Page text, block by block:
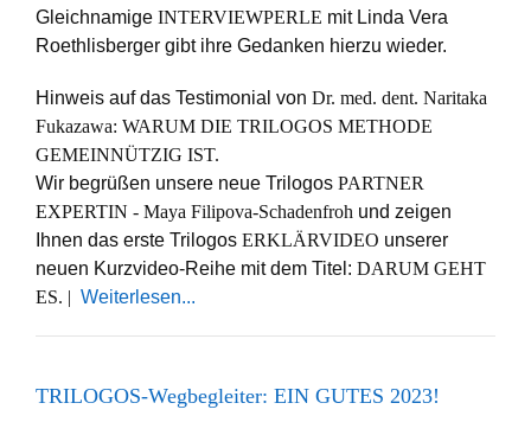
Gleichnamige INTERVIEWPERLE mit Linda Vera
Roethlisberger gibt ihre Gedanken hierzu wieder.
Hinweis auf das Testimonial von Dr. med. dent. Naritaka
Fukazawa: WARUM DIE TRILOGOS METHODE
GEMEINNÜTZIG IST.
Wir begrüßen unsere neue Trilogos PARTNER
EXPERTIN - Maya Filipova-Schadenfroh und zeigen
Ihnen das erste Trilogos ERKLÄRVIDEO unserer
neuen Kurzvideo-Reihe mit dem Titel: DARUM GEHT
ES. | Weiterlesen...
TRILOGOS-Wegbegleiter: EIN GUTES 2023!